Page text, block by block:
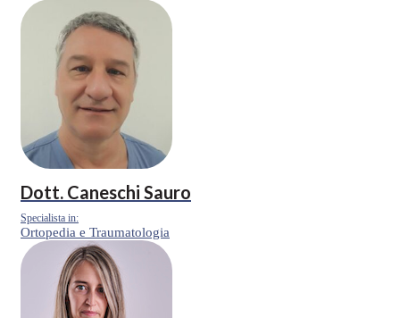
Dott. Caneschi Sauro
Specialista in:
Ortopedia e Traumatologia